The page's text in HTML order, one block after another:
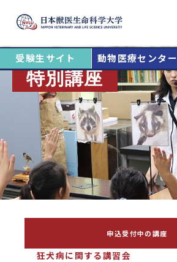
受験生サイト 動物医療センター
特別講座
申込受付中の講座
狂犬病に関する講習会